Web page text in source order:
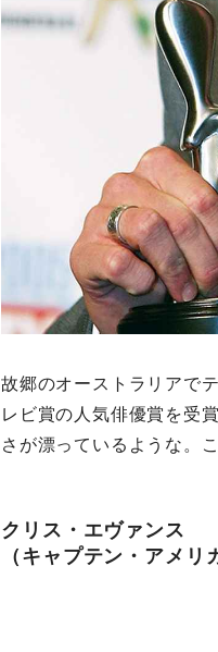
故郷のオーストラリアで
レビ賞の人気俳優賞を受
さが漂っているような。
クリス・エヴァンス
（キャプテン・アメリ